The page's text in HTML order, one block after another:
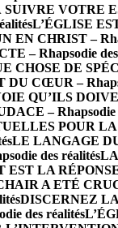
VOTRE
L’ÉGLISE
EN CHRIST –
– Rhapsodie
CHOSE DE
CŒUR –
QU’ILS
– Rhapsodie
POUR LA
LE LANGAGE
des réalités
LA RÉPONSE
A ETÉ
DISCERNEZ LA
des réalités